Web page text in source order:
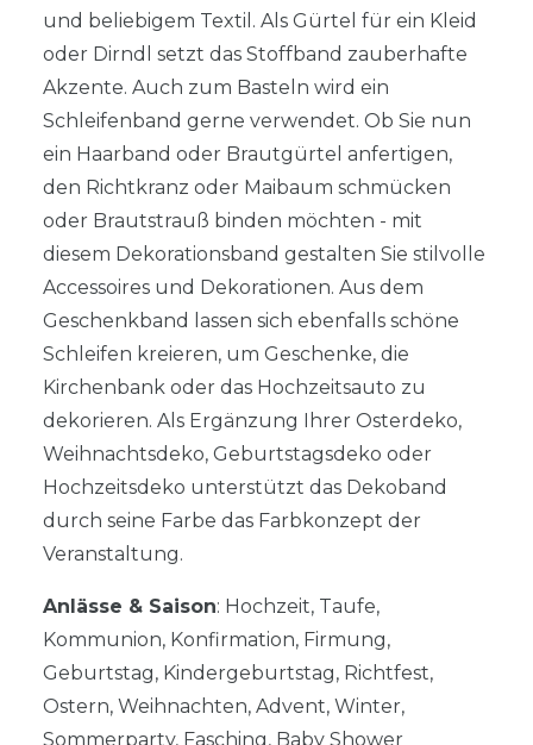
und beliebigem Textil. Als Gürtel für ein Kleid
oder Dirndl setzt das Stoffband zauberhafte
Akzente. Auch zum Basteln wird ein
Schleifenband gerne verwendet. Ob Sie nun
ein Haarband oder Brautgürtel anfertigen,
den Richtkranz oder Maibaum schmücken
oder Brautstrauß binden möchten - mit
diesem Dekorationsband gestalten Sie stilvolle
Accessoires und Dekorationen. Aus dem
Geschenkband lassen sich ebenfalls schöne
Schleifen kreieren, um Geschenke, die
Kirchenbank oder das Hochzeitsauto zu
dekorieren. Als Ergänzung Ihrer Osterdeko,
Weihnachtsdeko, Geburtstagsdeko oder
Hochzeitsdeko unterstützt das Dekoband
durch seine Farbe das Farbkonzept der
Veranstaltung.
Anlässe & Saison: Hochzeit, Taufe,
Kommunion, Konfirmation, Firmung,
Geburtstag, Kindergeburtstag, Richtfest,
Ostern, Weihnachten, Advent, Winter,
Sommerparty, Fasching, Baby Shower